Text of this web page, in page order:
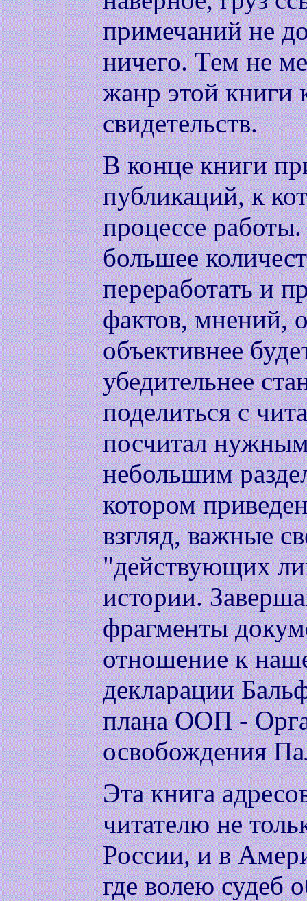
примечаний не
ничего. Тем не
жанр этой книги
свидетельств.
В конце книги
публикаций, к
процессе
большее
переработать и
фактов, мнений,
объективнее
убедительнее
поделиться с
посчитал
небольшим
котором
взгляд, важные
"действующих
истории.
фрагменты
отношение к
декларации
плана ООП -
освобождения
Эта книга
читателю не
России, и в
где волею судеб